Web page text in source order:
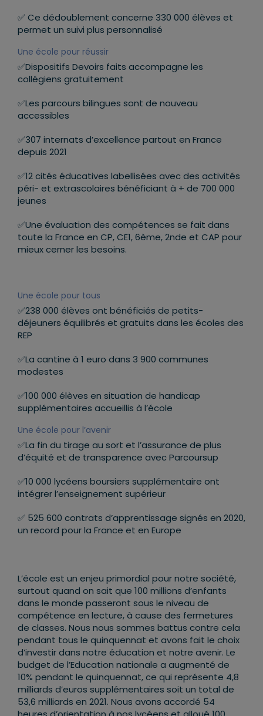
✅ Ce dédoublement concerne 330 000 élèves et
permet un suivi plus personnalisé
Une école pour réussir
✅Dispositifs Devoirs faits accompagne les
collégiens gratuitement
✅Les parcours bilingues sont de nouveau
accessibles
✅307 internats d’excellence partout en France
depuis 2021
✅12 cités éducatives labellisées avec des activités
péri- et extrascolaires bénéficiant à + de 700 000
jeunes
✅Une évaluation des compétences se fait dans
toute la France en CP, CE1, 6ème, 2nde et CAP pour
mieux cerner les besoins.
Une école pour tous
✅238 000 élèves ont bénéficiés de petits-
déjeuners équilibrés et gratuits dans les écoles des
REP
✅La cantine à 1 euro dans 3 900 communes
modestes
✅100 000 élèves en situation de handicap
supplémentaires accueillis à l’école
Une école pour l’avenir
✅La fin du tirage au sort et l’assurance de plus
d’équité et de transparence avec Parcoursup
✅10 000 lycéens boursiers supplémentaire ont
intégrer l’enseignement supérieur
✅ 525 600 contrats d’apprentissage signés en 2020,
un record pour la France et en Europe
L’école est un enjeu primordial pour notre société,
surtout quand on sait que 100 millions d’enfants
dans le monde passeront sous le niveau de
compétence en lecture, à cause des fermetures
de classes. Nous nous sommes battus contre cela
pendant tous le quinquennat et avons fait le choix
d’investir dans notre éducation et notre avenir. Le
budget de l’Education nationale a augmenté de
10% pendant le quinquennat, ce qui représente 4,8
milliards d’euros supplémentaires soit un total de
53,6 milliards en 2021. Nous avons accordé 54